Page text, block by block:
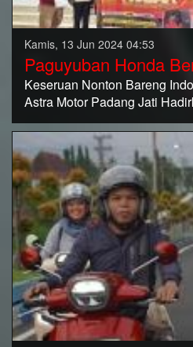
Kamis, 13 Jun 2024 04:53
Paguyuban Honda
Keseruan Nonton Bareng
Astra Motor Padang Jati